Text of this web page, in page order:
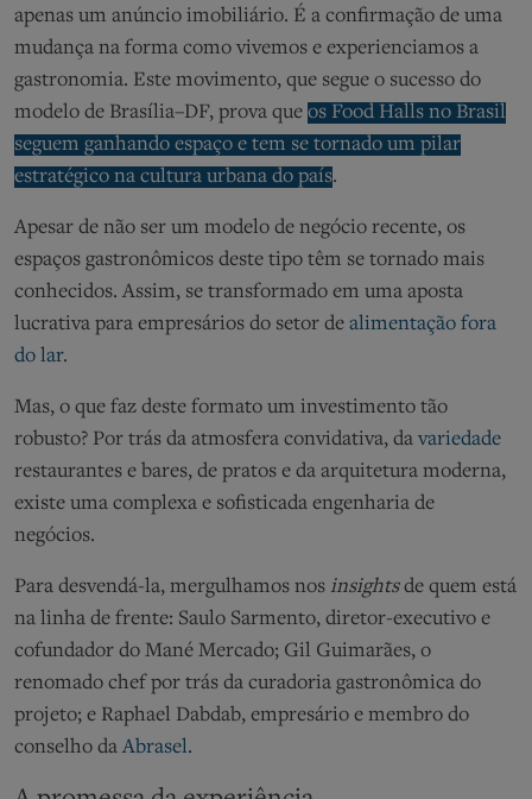
apenas um anúncio imobiliário. É a confirmação de uma
mudança na forma como vivemos e experienciamos a
gastronomia. Este movimento, que segue o sucesso do
modelo de Brasília–DF, prova que os Food Halls no Brasil
seguem ganhando espaço e tem se tornado um pilar
estratégico na cultura urbana do país.
Apesar de não ser um modelo de negócio recente, os
espaços gastronômicos deste tipo têm se tornado mais
conhecidos. Assim, se transformado em uma aposta
lucrativa para empresários do setor de alimentação fora
do lar.
Mas, o que faz deste formato um investimento tão
robusto? Por trás da atmosfera convidativa, da variedade
restaurantes e bares, de pratos e da arquitetura moderna,
existe uma complexa e sofisticada engenharia de
negócios.
Para desvendá-la, mergulhamos nos insightsde quem está
na linha de frente: Saulo Sarmento, diretor-executivo e
cofundador do Mané Mercado; Gil Guimarães, o
renomado chef por trás da curadoria gastronômica do
projeto; e Raphael Dabdab, empresário e membro do
conselho da Abrasel.